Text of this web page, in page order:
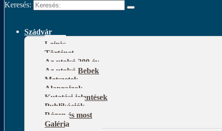
Keresés:
Szádvár
Leírás
Történet
Az utolsó 300 év
Az utolsó Bebek
Metszetek
Alaprajzok
Kutatási jelentések
Publikációk
Régen és most
Galéria